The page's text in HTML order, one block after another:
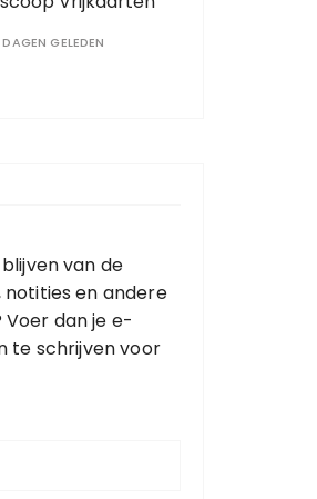
GELEDEN
van de
notities en andere
Voer dan je e-
te schrijven voor